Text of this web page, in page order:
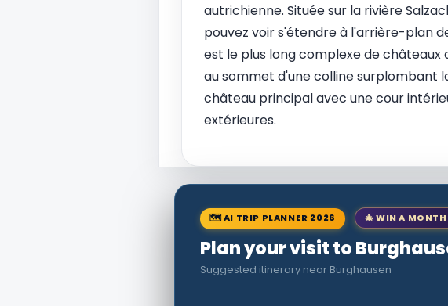
autrichienne. Située sur la rivière
pouvez voir s'étendre à l'arrière-plan
est le plus long complexe de châteaux
au sommet d'une colline surplombant
château principal avec une cour
extérieures.
🗺 AI TRIP PLANNER 2026 🎄 WIN A
Plan your visit to
Suggested itinerary near Burghausen